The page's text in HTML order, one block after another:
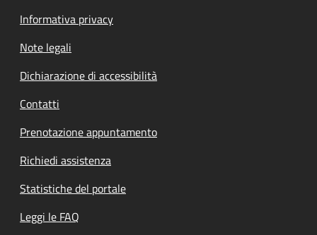
Informativa privacy
Note legali
Dichiarazione di accessibilità
Contatti
Prenotazione appuntamento
Richiedi assistenza
Statistiche del portale
Leggi le FAQ